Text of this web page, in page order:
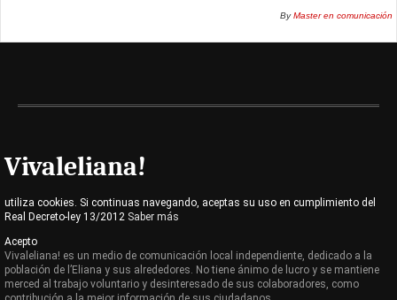
ByMaster en comunicación
Vivaleliana!
utiliza cookies. Si continuas navegando, aceptas su uso en cumplimiento del
Real Decreto-ley 13/2012 Saber más
Acepto
Vivaleliana! es un medio de comunicación local independiente, dedicado a la
población de l’Eliana y sus alrededores. No tiene ánimo de lucro y se mantiene
merced al trabajo voluntario y desinteresado de sus colaboradores, como